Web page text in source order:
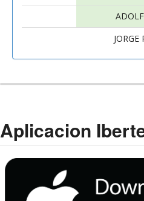
JORGE
Aplicacion